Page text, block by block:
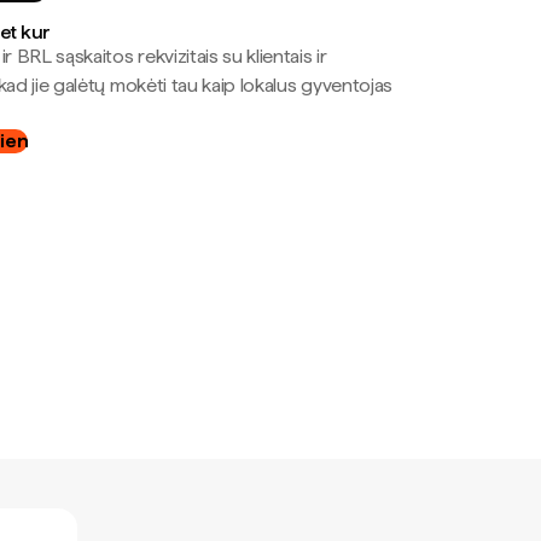
kur
ir BRL sąskaitos rekvizitais su klientais ir
jie galėtų mokėti tau kaip lokalus gyventojas